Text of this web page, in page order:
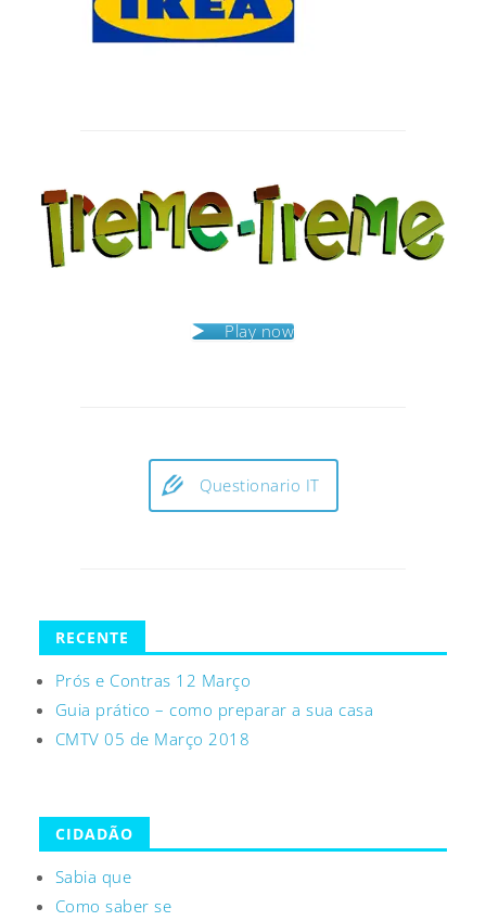
Play now
Questionario IT
RECENTE
Prós e Contras 12 Março
Guia prático – como preparar a sua casa
CMTV 05 de Março 2018
CIDADÃO
Sabia que
Como saber se